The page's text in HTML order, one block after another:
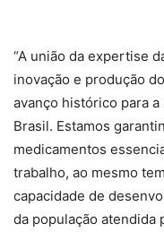
“A união da expertise
inovação e produção
avanço histórico para
Brasil. Estamos
medicamentos
trabalho, ao mesmo
capacidade de
da população atendida